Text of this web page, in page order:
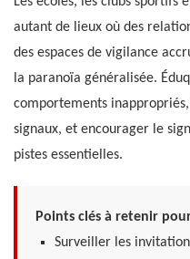
autant de lieux où des
des espaces de vigilance
la paranoïa généralisée.
comportements
signaux, et encourager le
pistes essentielles.
Points clés à retenir
Surveiller les